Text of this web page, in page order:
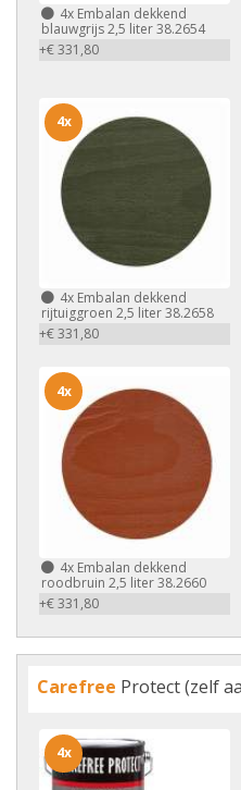
4x Embalan dekkend
blauwgrijs 2,5 liter 38.2654
+€ 331,80
4x Embalan dekkend
rijtuiggroen 2,5 liter 38.2658
+€ 331,80
4x
4x Embalan dekkend
roodbruin 2,5 liter 38.2660
+€ 331,80
4x
Carefree Protect (zelf
4x